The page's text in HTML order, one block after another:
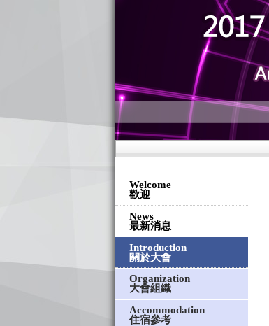
Welcome
歡迎
News
最新消息
Introduction
關於大會
Organization
大會組織
Accommodation
住宿參考